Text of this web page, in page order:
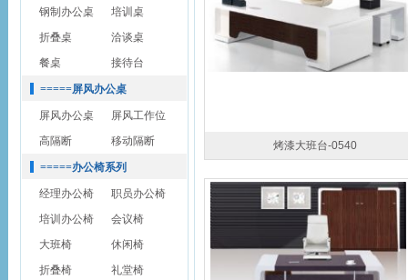
钢制办公桌
培训桌
折叠桌
洽谈桌
餐桌
接待台
=====屏风办公桌
屏风办公桌
屏风工作位
高隔断
移动隔断
=====办公椅系列
经理办公椅
职员办公椅
培训办公椅
会议椅
大班椅
休闲椅
折叠椅
礼堂椅
烤漆大班台-0540